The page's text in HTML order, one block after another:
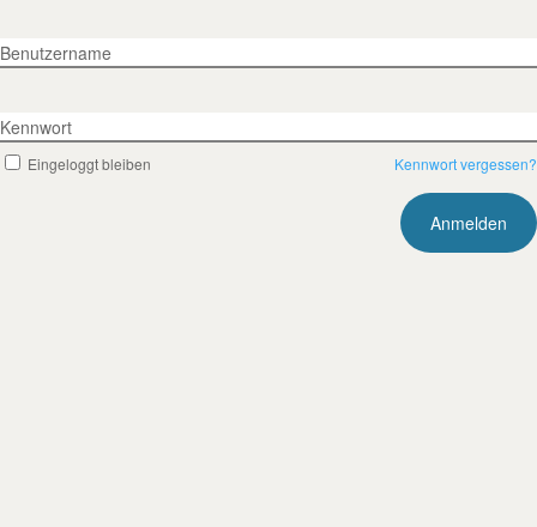
Benutzername
Kennwort
Eingeloggt bleiben Kennwort vergessen?